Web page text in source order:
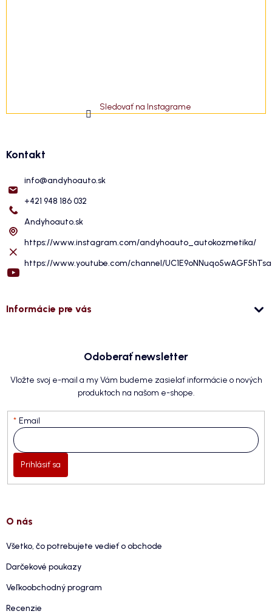
Sledovať na Instagrame
Kontakt
info@andyhoauto.sk
+421 948 186 032
Andyhoauto.sk
https://www.instagram.com/andyhoauto_autokozmetika/
https://www.youtube.com/channel/
Informácie pre vás
Odoberať newsletter
Vložte svoj e-mail a my Vám budeme zasielať informácie o nových
produktoch na našom e-shope.
Email
Prihlásiť sa
O nás
Všetko, čo potrebujete vedieť o obchode
Darčekové poukazy
Veľkoobchodný program
Recenzie